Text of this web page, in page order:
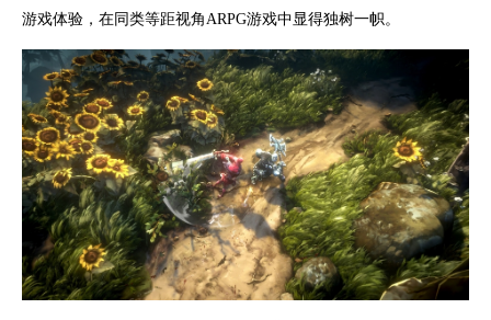
游戏体验，在同类等距视角ARPG游戏中显得独树一帜。